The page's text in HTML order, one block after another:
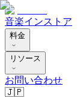
音楽インストア
料金
リソース
お問い合わせ
🇯🇵